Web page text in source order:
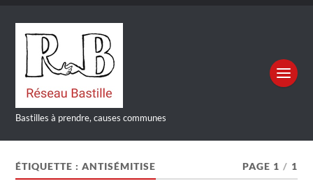
Bastilles à prendre, causes communes
ÉTIQUETTE :ANTISÉMITISE PAGE 1 / 1